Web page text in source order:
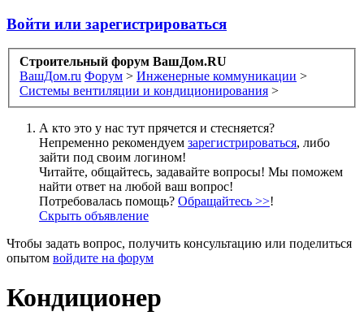
Войти или зарегистрироваться
Строительный форум ВашДом.RU
ВашДом.ru Форум > Инженерные коммуникации >
Системы вентиляции и кондиционирования >
А кто это у нас тут прячется и стесняется?
Непременно рекомендуем зарегистрироваться, либо
зайти под своим логином!
Читайте, общайтесь, задавайте вопросы! Мы поможем
найти ответ на любой ваш вопрос!
Потребовалась помощь? Обращайтесь >>!
Скрыть объявление
Чтобы задать вопрос, получить консультацию или поделиться
опытом войдите на форум
Кондиционер